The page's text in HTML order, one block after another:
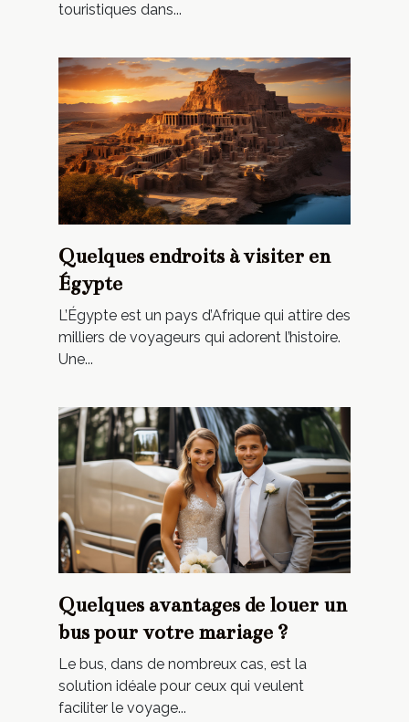
touristiques dans...
Quelques endroits à visiter en
Égypte
L’Égypte est un pays d’Afrique qui attire des
milliers de voyageurs qui adorent l’histoire.
Une...
Quelques avantages de louer un
bus pour votre mariage ?
Le bus, dans de nombreux cas, est la
solution idéale pour ceux qui veulent
faciliter le voyage...